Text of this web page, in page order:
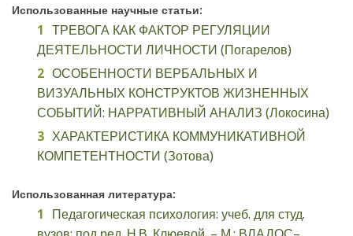
Использованные научные статьи:
ТРЕВОГА КАК ФАКТОР РЕГУЛЯЦИИ
ДЕЯТЕЛЬНОСТИ ЛИЧНОСТИ (Погарелов)
ОСОБЕННОСТИ ВЕРБАЛЬНЫХ И
ВИЗУАЛЬНЫХ КОНСТРУКТОВ ЖИЗНЕННЫХ
СОБЫТИЙ: НАРРАТИВНЫЙ АНАЛИЗ (Локосина)
ХАРАКТЕРИСТИКА КОММУНИКАТИВНОЙ
КОМПЕТЕНТНОСТИ (Зотова)
Использованная литература:
Педагогическая психология: учеб. для студ.